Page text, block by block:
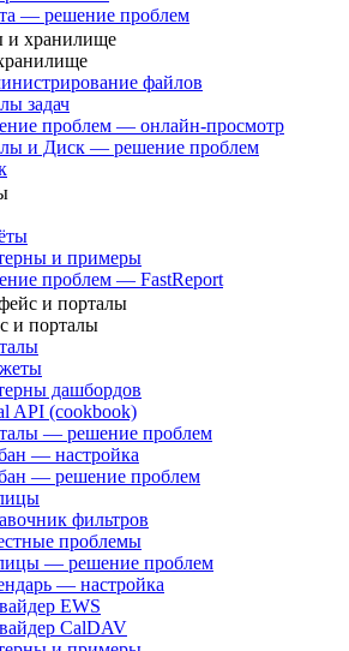
— решение проблем
и хранилище
файлов
задач
проблем — онлайн-просмотр
и Диск — решение проблем
и примеры
проблем — FastReport
и порталы
и порталы
дашбордов
API (cookbook)
— решение проблем
— настройка
— решение проблем
фильтров
проблемы
— решение проблем
— настройка
EWS
CalDAV